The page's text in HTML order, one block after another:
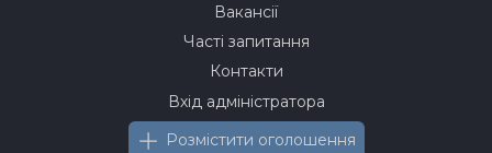
Вакансії
Часті запитання
Контакти
Вхід адміністратора
Розмістити оголошення